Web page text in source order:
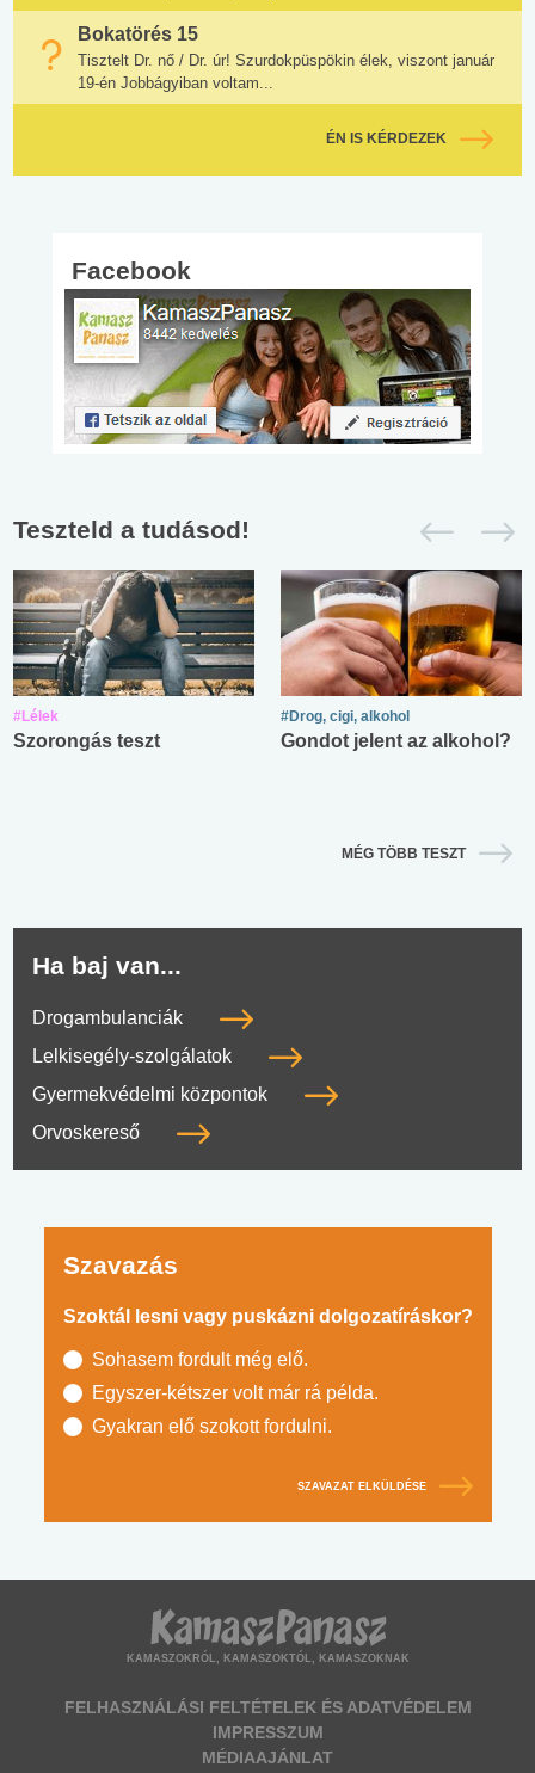
Bokatörés 15
Tisztelt Dr. nő / Dr. úr! Szurdokpüspökin élek, viszont január
19-én Jobbágyiban voltam...
ÉN IS KÉRDEZEK
Facebook
Teszteld a tudásod!
#Lélek
Szorongás teszt
#Drog, cigi, alkohol
Gondot jelent az alkohol?
MÉG TÖBB TESZT
Ha baj van...
Drogambulanciák
Lelkisegély-szolgálatok
Gyermekvédelmi központok
Orvoskereső
Szavazás
Szoktál lesni vagy puskázni dolgozatíráskor?
Sohasem fordult még elő.
Egyszer-kétszer volt már rá példa.
Gyakran elő szokott fordulni.
SZAVAZAT ELKÜLDÉSE
KAMASZOKRÓL, KAMASZOKTÓL, KAMASZOKNAK
FELHASZNÁLÁSI FELTÉTELEK ÉS ADATVÉDELEM
IMPRESSZUM
MÉDIAAJÁNLAT